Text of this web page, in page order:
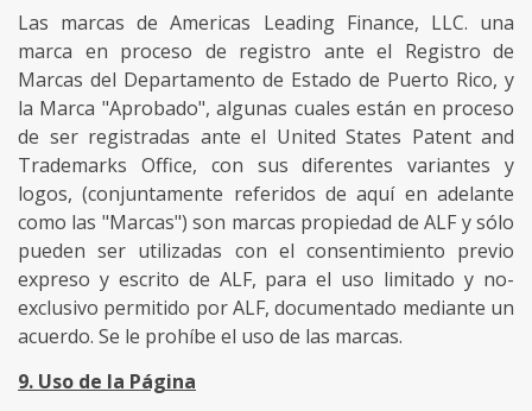
Las marcas de Americas Leading Finance, LLC. una
marca en proceso de registro ante el Registro de
Marcas del Departamento de Estado de Puerto Rico, y
la Marca "Aprobado", algunas cuales están en proceso
de ser registradas ante el United States Patent and
Trademarks Office, con sus diferentes variantes y
logos, (conjuntamente referidos de aquí en adelante
como las "Marcas") son marcas propiedad de ALF y sólo
pueden ser utilizadas con el consentimiento previo
expreso y escrito de ALF, para el uso limitado y no-
exclusivo permitido por ALF, documentado mediante un
acuerdo. Se le prohíbe el uso de las marcas.
9. Uso de la Página